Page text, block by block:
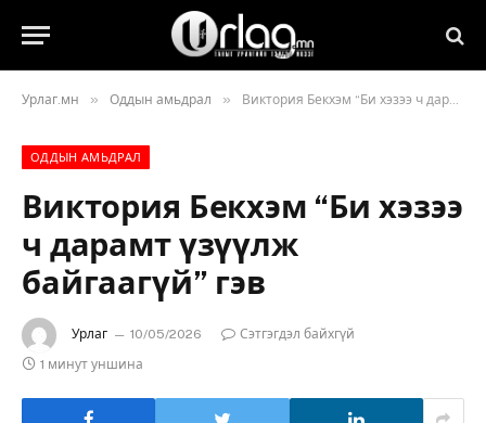
Урлаг.мн » Оддын амьдрал » Виктория Бекхэм “Би хэзээ ч дарамт үзүүлж байгаагүй” гэв
ОДДЫН АМЬДРАЛ
Виктория Бекхэм “Би хэзээ
ч дарамт үзүүлж
байгаагүй” гэв
Урлаг 10/05/2026
Сэтгэгдэл байхгүй
1 минут уншина